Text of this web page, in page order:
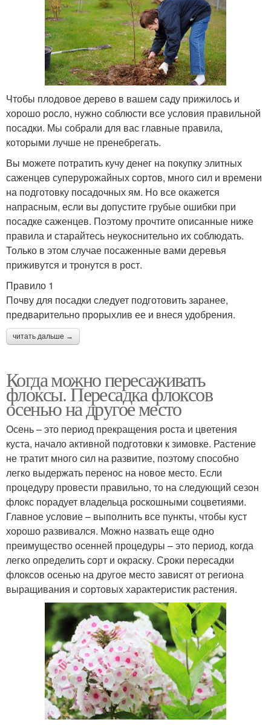
Чтобы плодовое дерево в вашем саду прижилось и
хорошо росло, нужно соблюсти все условия правильной
посадки. Мы собрали для вас главные правила,
которыми лучше не пренебрегать.
Вы можете потратить кучу денег на покупку элитных
саженцев суперурожайных сортов, много сил и времени
на подготовку посадочных ям. Но все окажется
напрасным, если вы допустите грубые ошибки при
посадке саженцев. Поэтому прочтите описанные ниже
правила и старайтесь неукоснительно их соблюдать.
Только в этом случае посаженные вами деревья
приживутся и тронутся в рост.
Правило 1
Почву для посадки следует подготовить заранее,
предварительно прорыхлив ее и внеся удобрения.
читать дальше →
Когда можно пересаживать
флоксы. Пересадка флоксов
осенью на другое место
Осень – это период прекращения роста и цветения
куста, начало активной подготовки к зимовке. Растение
не тратит много сил на развитие, поэтому способно
легко выдержать перенос на новое место. Если
процедуру провести правильно, то на следующий сезон
флокс порадует владельца роскошными соцветиями.
Главное условие – выполнить все пункты, чтобы куст
хорошо развивался. Можно назвать еще одно
преимущество осенней процедуры – это период, когда
легко определить сорт и окраску. Сроки пересадки
флоксов осенью на другое место зависят от региона
выращивания и сортовых характеристик растения.